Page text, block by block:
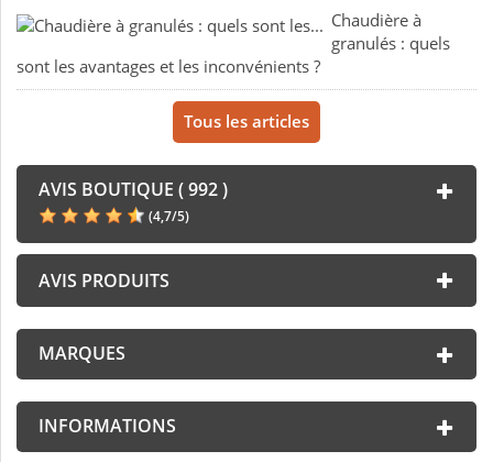
Chaudière à
granulés : quels
sont les avantages et les inconvénients ?
Tous les articles
AVIS BOUTIQUE ( 992 )
(4,7/5)
AVIS PRODUITS
MARQUES
INFORMATIONS